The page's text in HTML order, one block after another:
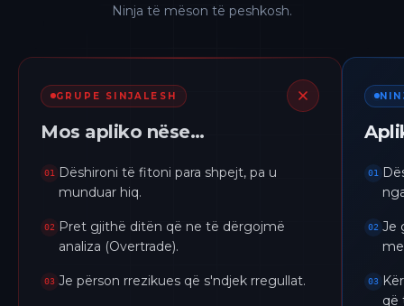
Ninja të mëson të peshkosh.
GRUPE SINJALESH
Mos apliko nëse…
01
Dëshironi të fitoni para shpejt, pa u
munduar hiq.
02
Pret gjithë ditën që ne të dërgojmë
analiza (Overtrade).
03 Je përson rrezikues që s'ndjek rregullat.
01
02 Je
03
që